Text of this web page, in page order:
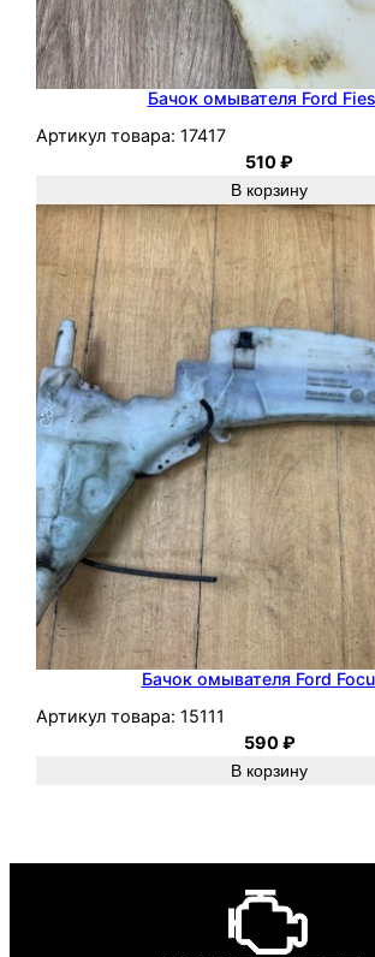
Бачок омывателя Ford
Артикул товара: 17417
510₽
В корзину
Бачок омывателя Ford
Артикул товара: 15111
590₽
В корзину